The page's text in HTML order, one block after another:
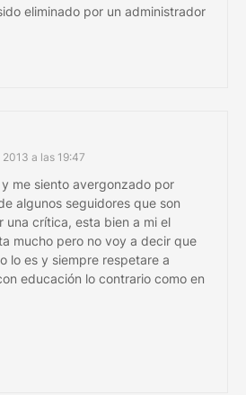
eliminado por un administrador
a las 19:47
me siento avergonzado por
algunos seguidores que son
una crítica, esta bien a mi el
mucho pero no voy a decir que
lo es y siempre respetare a
educación lo contrario como en